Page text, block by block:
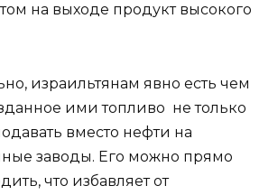
на выходе продукт высокого
израильтянам явно есть чем
ими топливо не только
вместо нефти на
заводы. Его можно прямо
что избавляет от